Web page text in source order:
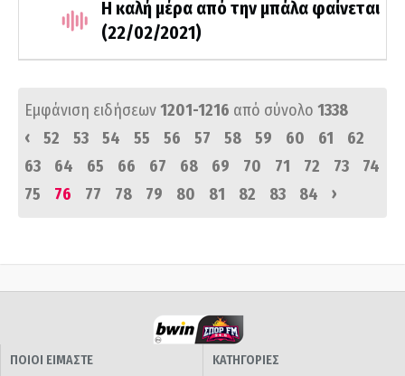
Η καλή μέρα από την μπάλα φαίνεται
(22/02/2021)
Εμφάνιση ειδήσεων1201-1216 από σύνολο 1338
‹
52 53 54 55 56 57 58 59 60 61
62
63
64 65 66 67 68 69 70 71 72 73
74
75
76 77 78 79 80 81 82 83 84 ›
ΠΟΙΟΙ ΕΙΜΑΣΤΕ
ΚΑΤΗΓΟΡΙΕΣ